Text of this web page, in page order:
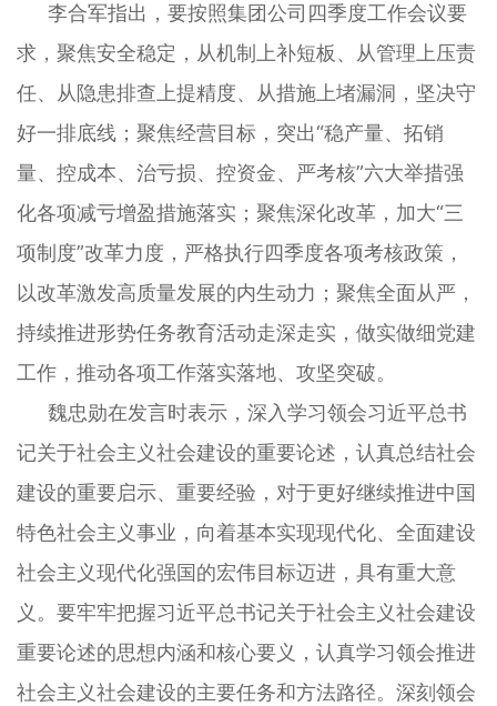
李合军指出，要按照集团公司四季度工作会议要
求，聚焦安全稳定，从机制上补短板、从管理上压责
任、从隐患排查上提精度、从措施上堵漏洞，坚决守
好一排底线；聚焦经营目标，突出“稳产量、拓销
量、控成本、治亏损、控资金、严考核”六大举措强
化各项减亏增盈措施落实；聚焦深化改革，加大“三
项制度”改革力度，严格执行四季度各项考核政策，
以改革激发高质量发展的内生动力；聚焦全面从严，
持续推进形势任务教育活动走深走实，做实做细党建
工作，推动各项工作落实落地、攻坚突破。
魏忠勋在发言时表示，深入学习领会习近平总书
记关于社会主义社会建设的重要论述，认真总结社会
建设的重要启示、重要经验，对于更好继续推进中国
特色社会主义事业，向着基本实现现代化、全面建设
社会主义现代化强国的宏伟目标迈进，具有重大意
义。要牢牢把握习近平总书记关于社会主义社会建设
重要论述的思想内涵和核心要义，认真学习领会推进
社会主义社会建设的主要任务和方法路径。深刻领会